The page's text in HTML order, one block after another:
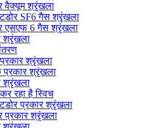
वैक्यूम श्रृंखला
SF6 गैस श्रृंखला
एसएफ 6 गैस श्रृंखला
श्रृंखला
श्रृंखला
प्रकार श्रृंखला
श्रृंखला
रहा है स्विच
प्रकार श्रृंखला
प्रकार श्रृंखला